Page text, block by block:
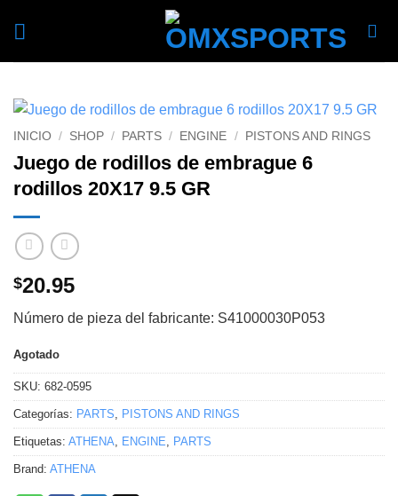
INICIO / SHOP / PARTS / ENGINE / PISTONS AND RINGS
Juego de rodillos de embrague 6
rodillos 20X17 9.5 GR
$20.95
Número de pieza del fabricante: S41000030P053
Agotado
SKU: 682-0595
Categorías: PARTS, PISTONS AND RINGS
Etiquetas: ATHENA, ENGINE, PARTS
Brand: ATHENA